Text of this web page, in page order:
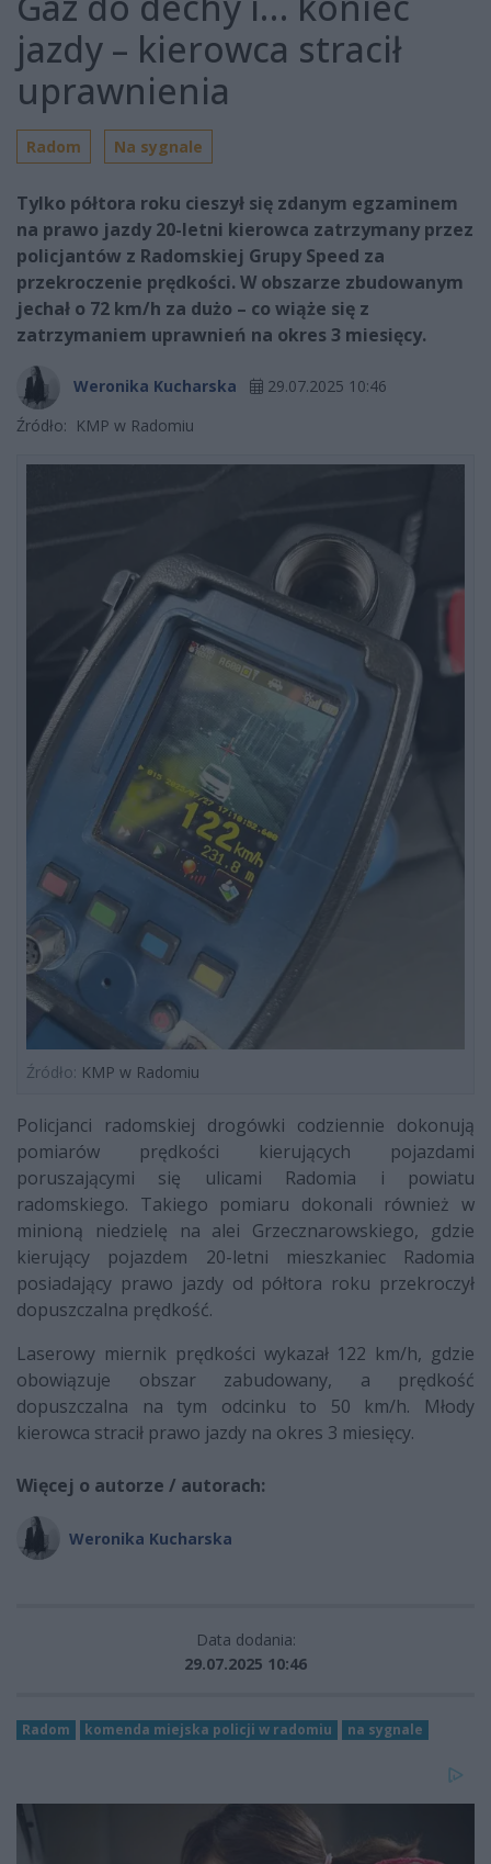
jazdy – kierowca stracił
uprawnienia
Radom Na sygnale
Tylko półtora roku cieszył się zdanym egzaminem
na prawo jazdy 20-letni kierowca zatrzymany przez
policjantów z Radomskiej Grupy Speed za
przekroczenie prędkości. W obszarze zbudowanym
jechał o 72 km/h za dużo – co wiąże się z
zatrzymaniem uprawnień na okres 3 miesięcy.
Weronika Kucharska
29.07.2025 10:46
Źródło: KMP w Radomiu
Źródło: KMP w Radomiu
Policjanci radomskiej drogówki codziennie dokonują
pomiarów prędkości kierujących pojazdami
poruszającymi się ulicami Radomia i powiatu
radomskiego. Takiego pomiaru dokonali również w
minioną niedzielę na alei Grzecznarowskiego, gdzie
kierujący pojazdem 20-letni mieszkaniec Radomia
posiadający prawo jazdy od półtora roku przekroczył
dopuszczalna prędkość.
Laserowy miernik prędkości wykazał 122 km/h, gdzie
obowiązuje obszar zabudowany, a prędkość
dopuszczalna na tym odcinku to 50 km/h. Młody
kierowca stracił prawo jazdy na okres 3 miesięcy.
Więcej o autorze / autorach:
Weronika Kucharska
Data dodania:
29.07.2025 10:46
Radom komenda miejska policji w radomiu na sygnale